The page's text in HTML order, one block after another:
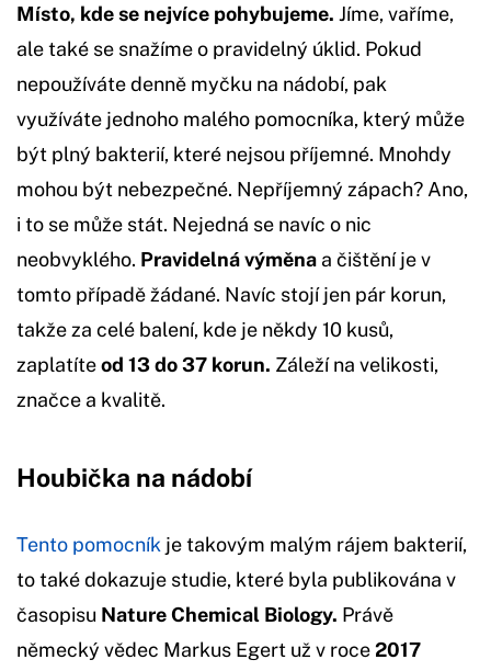
Místo, kde se nejvíce pohybujeme. Jíme, vaříme,
ale také se snažíme o pravidelný úklid. Pokud
nepoužíváte denně myčku na nádobí, pak
využíváte jednoho malého pomocníka, který může
být plný bakterií, které nejsou příjemné. Mnohdy
mohou být nebezpečné. Nepříjemný zápach? Ano,
i to se může stát. Nejedná se navíc o nic
neobvyklého. Pravidelná výměna a čištění je v
tomto případě žádané. Navíc stojí jen pár korun,
takže za celé balení, kde je někdy 10 kusů,
zaplatíteod 13 do 37 korun. Záleží na velikosti,
značce a kvalitě.
Houbička na nádobí
Tento pomocník je takovým malým rájem bakterií,
to také dokazuje studie, které byla publikována v
časopisu Nature Chemical Biology. Právě
německý vědec Markus Egert už v roce2017